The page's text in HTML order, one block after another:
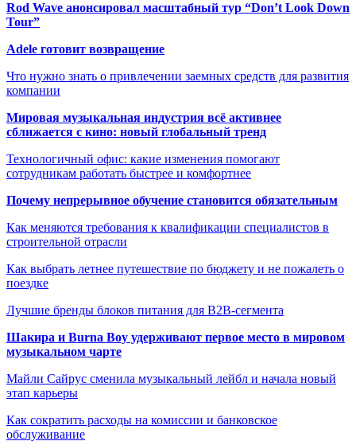
Rod Wave анонсировал масштабный тур “Don’t Look Down
Tour”
Adele готовит возвращение
Что нужно знать о привлечении заемных средств для развития
компании
Мировая музыкальная индустрия всё активнее
сближается с кино: новый глобальный тренд
Технологичный офис: какие изменения помогают
сотрудникам работать быстрее и комфортнее
Почему непрерывное обучение становится обязательным
Как меняются требования к квалификации специалистов в
строительной отрасли
Как выбрать летнее путешествие по бюджету и не пожалеть о
поездке
Лучшие бренды блоков питания для B2B-сегмента
Шакира и Burna Boy удерживают первое место в мировом
музыкальном чарте
Майли Сайрус сменила музыкальный лейбл и начала новый
этап карьеры
Как сократить расходы на комиссии и банковское
обслуживание